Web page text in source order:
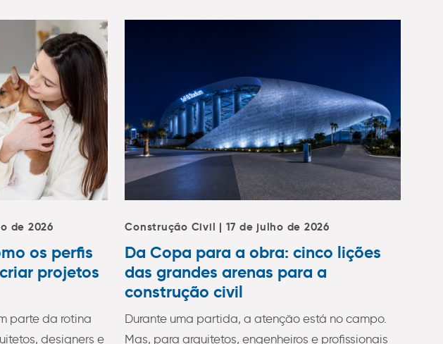
de 2026
os perfis
projetos
parte da rotina
designers e
Construção Civil | 17 de julho de 2026
Da Copa para a obra: cinco lições
das grandes arenas para a
construção civil
Durante uma partida, a atenção está no campo.
Mas, para arquitetos, engenheiros e profissionais